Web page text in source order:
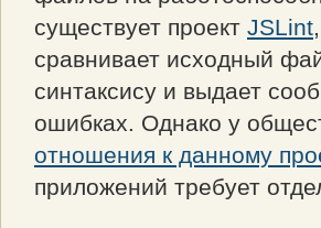
существует проект JSLint
сравнивает исходный
синтаксису и выдает
ошибках. Однако у
отношения к данному
приложений требует